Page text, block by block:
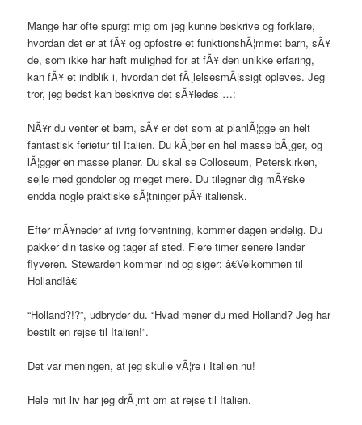
Mange har ofte spurgt mig om jeg kunne beskrive og forklare,
hvordan det er at fÃ¥ og opfostre et funktionshÃ¦mmet barn, sÃ¥
de, som ikke har haft mulighed for at fÃ¥ den unikke erfaring,
kan fÃ¥ et indblik i, hvordan det fÃ¸lelsesmÃ¦ssigt opleves. Jeg
tror, jeg bedst kan beskrive det sÃ¥ledes …:
NÃ¥r du venter et barn, sÃ¥ er det som at planlÃ¦gge en helt
fantastisk ferietur til Italien. Du kÃ¸ber en hel masse bÃ¸ger, og
lÃ¦gger en masse planer. Du skal se Colloseum, Peterskirken,
sejle med gondoler og meget mere. Du tilegner dig mÃ¥ske
endda nogle praktiske sÃ¦tninger pÃ¥ italiensk.
Efter mÃ¥neder af ivrig forventning, kommer dagen endelig. Du
pakker din taske og tager af sted. Flere timer senere lander
flyveren. Stewarden kommer ind og siger: â€Velkommen til
Holland!â€
“Holland?!?”, udbryder du. “Hvad mener du med Holland? Jeg har
bestilt en rejse til Italien!”.
Det var meningen, at jeg skulle vÃ¦re i Italien nu!
Hele mit liv har jeg drÃ¸mt om at rejse til Italien.